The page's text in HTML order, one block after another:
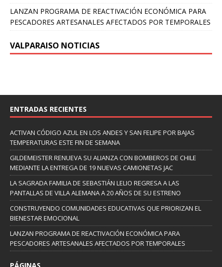
LANZAN PROGRAMA DE REACTIVACIÓN ECONÓMICA PARA
PESCADORES ARTESANALES AFECTADOS POR TEMPORALES
VALPARAISO NOTICIAS
ENTRADAS RECIENTES
ACTIVAN CÓDIGO AZUL EN LOS ANDES Y SAN FELIPE POR BAJAS
TEMPERATURAS ESTE FIN DE SEMANA
GILDEMEISTER RENUEVA SU ALIANZA CON BOMBEROS DE CHILE
MEDIANTE LA ENTREGA DE 19 NUEVAS CAMIONETAS JAC
LA SAGRADA FAMILIA DE SEBASTIÁN LELIO REGRESA A LAS
PANTALLAS DE VILLA ALEMANA A 20 AÑOS DE SU ESTRENO
CONSTRUYENDO COMUNIDADES EDUCATIVAS QUE PRIORIZAN EL
BIENESTAR EMOCIONAL
LANZAN PROGRAMA DE REACTIVACIÓN ECONÓMICA PARA
PESCADORES ARTESANALES AFECTADOS POR TEMPORALES